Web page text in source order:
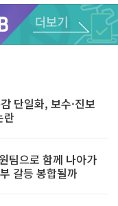
Unmute
단일화, 보수·진보
란
팀으로 함께 나아가
갈등 봉합될까